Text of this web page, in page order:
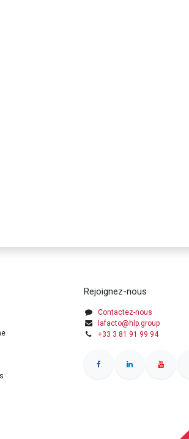
Rejoignez-nous
Contactez-nous
lafacto@hlp.group
+33 3 81 91 99 94